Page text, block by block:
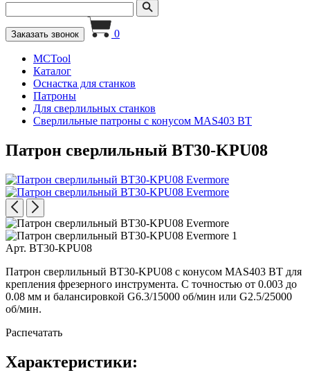
Заказать звонок 0
MCTool
Каталог
Оснастка для станков
Патроны
Для сверлильных станков
Сверлильные патроны с конусом MAS403 BT
Патрон сверлильный BT30-KPU08
Арт. BT30-KPU08
Патрон сверлильный BT30-KPU08 с конусом MAS403 BT для
крепления фрезерного инструмента. С точностью от 0.003 до
0.08 мм и балансировкой G6.3/15000 об/мин или G2.5/25000
об/мин.
Распечатать
Характеристики: